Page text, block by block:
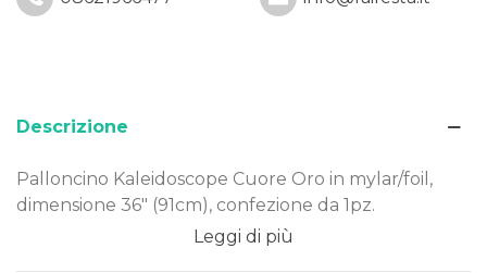
Descrizione
Palloncino Kaleidoscope Cuore Oro in mylar/foil,
dimensione 36" (91cm), confezione da 1pz.
Dimensione: 36" (91cm)
Leggi di più